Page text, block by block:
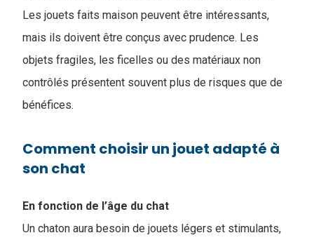
Les jouets faits maison peuvent être intéressants,
mais ils doivent être conçus avec prudence. Les
objets fragiles, les ficelles ou des matériaux non
contrôlés présentent souvent plus de risques que de
bénéfices.
Comment choisir un jouet adapté à
son chat
En fonction de l’âge du chat
Un chaton aura besoin de jouets légers et stimulants,